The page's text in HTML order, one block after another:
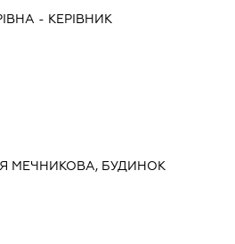
- КЕРІВНИК
МЕЧНИКОВА, БУДИНОК